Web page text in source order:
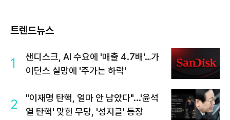
트렌드뉴스
1
샌디스크, AI 수요에 '매출 4.7배'…가
이던스 실망에 '주가는 하락'
2
"이재명 탄핵, 얼마 안 남았다"...'윤석
열 탄핵' 맞힌 무당, '성지글' 등장